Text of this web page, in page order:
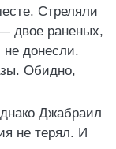
Стреляли
двое раненых,
не донесли.
Обидно,
Джабраил
не терял. И